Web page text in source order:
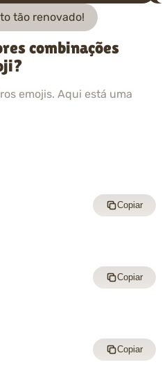
tão renovado!
combinações
emojis. Aqui está uma
Copiar
Copiar
Copiar